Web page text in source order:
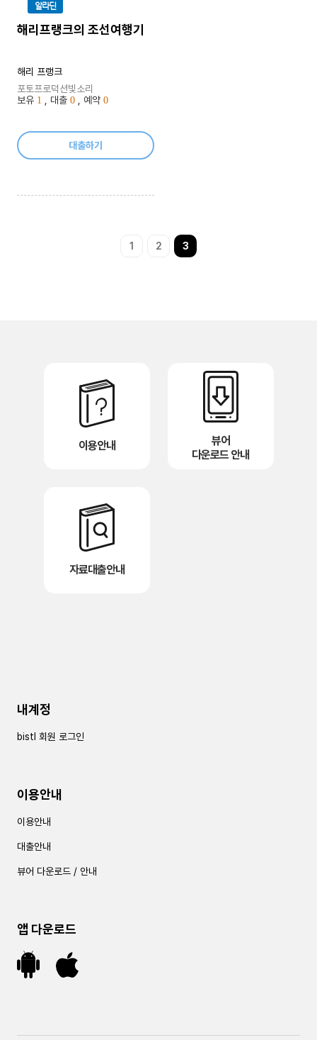
알라딘
해리프랭크의 조선여행기
해리 프랭크
포토프로덕션빛소리
보유 1 , 대출 0 , 예약 0
대출하기
1 2 3
이용안내
뷰어
다운로드 안내
자료대출안내
내계정
bistl 회원 로그인
이용안내
이용안내
대출안내
뷰어 다운로드 / 안내
앱 다운로드